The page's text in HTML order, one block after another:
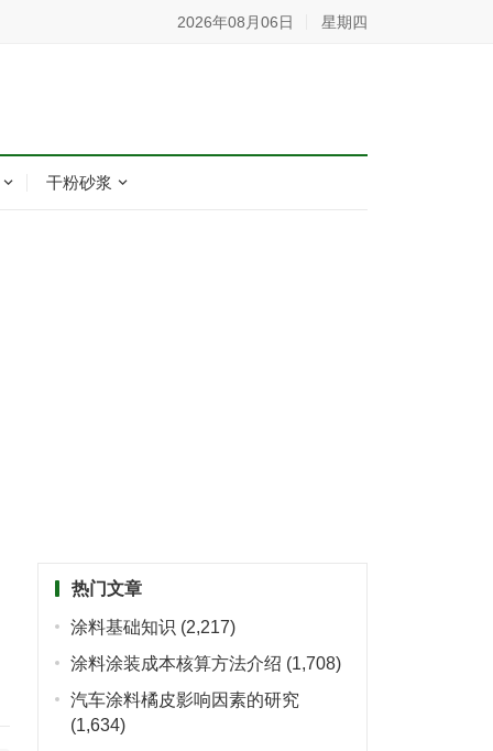
2026年08月06日 星期四
干粉砂浆
热门文章
涂料基础知识 (2,217)
涂料涂装成本核算方法介绍 (1,708)
汽车涂料橘皮影响因素的研究
(1,634)